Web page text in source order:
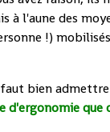
à l'aune des
!)
bien